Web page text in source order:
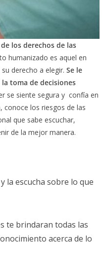
los derechos de las
humanizado es aquel en
derecho a elegir. Se le
toma de decisiones
se siente segura y confía en
conoce los riesgos de las
que sabe escuchar,
de la mejor manera.
la escucha sobre lo que
te brindaran todas las
acerca de lo